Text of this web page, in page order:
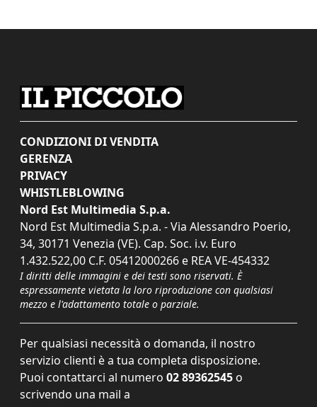
CONDIZIONI DI VENDITA
GERENZA
PRIVACY
WHISTLEBLOWING
Nord Est Multimedia S.p.a.
Nord Est Multimedia S.p.a. - Via Alessandro Poerio,
34, 30171 Venezia (VE). Cap. Soc. i.v. Euro
1.432.522,00 C.F. 05412000266 e REA VE-454332
I diritti delle immagini e dei testi sono riservati. È
espressamente vietata la loro riproduzione con qualsiasi
mezzo e l'adattamento totale o parziale.
Per qualsiasi necessità o domanda, il nostro
servizio clienti è a tua completa disposizione.
Puoi contattarci al numero 02 89362545 o
scrivendo una mail a